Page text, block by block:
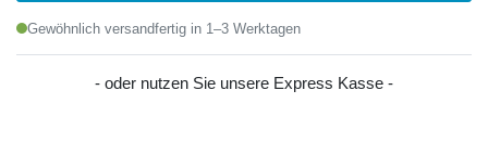
Gewöhnlich versandfertig in 1–3 Werktagen
- oder nutzen Sie unsere Express Kasse -